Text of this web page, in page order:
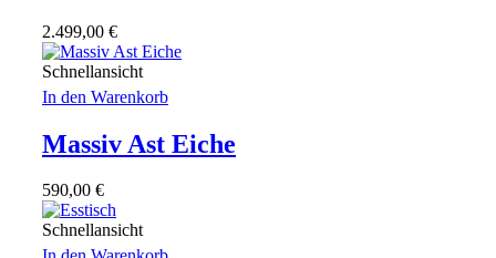
2.499,00 €
Schnellansicht
In den Warenkorb
Massiv Ast Eiche
590,00 €
Schnellansicht